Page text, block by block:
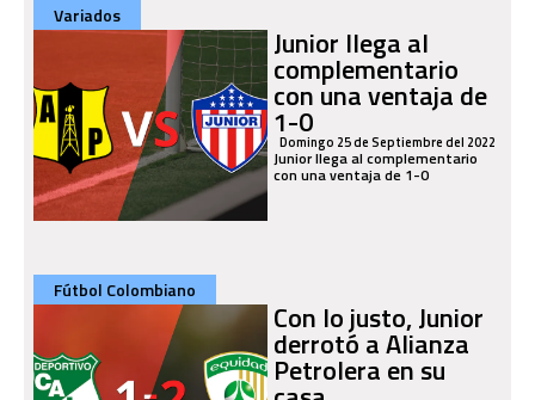
Variados
Junior llega al
complementario
con una ventaja de
1-0
Domingo 25 de Septiembre del 2022
Junior llega al complementario
con una ventaja de 1-0
Fútbol Colombiano
Con lo justo, Junior
derrotó a Alianza
Petrolera en su